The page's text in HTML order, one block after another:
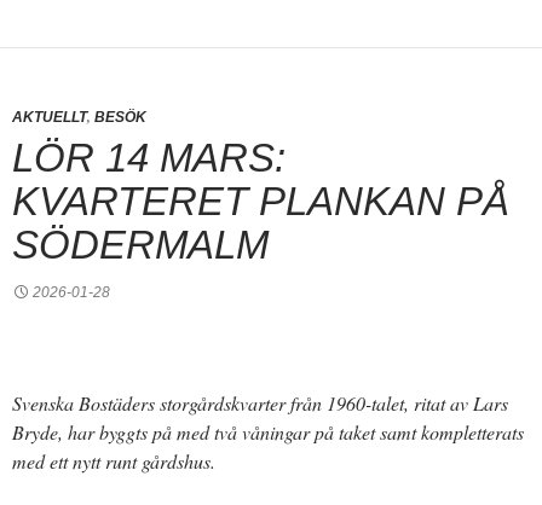
AKTUELLT, BESÖK
LÖR 14 MARS:
KVARTERET PLANKAN PÅ
SÖDERMALM
2026-01-28
Svenska Bostäders storgårdskvarter från 1960-talet, ritat av Lars
Bryde, har byggts på med två våningar på taket samt kompletterats
med ett nytt runt gårdshus.